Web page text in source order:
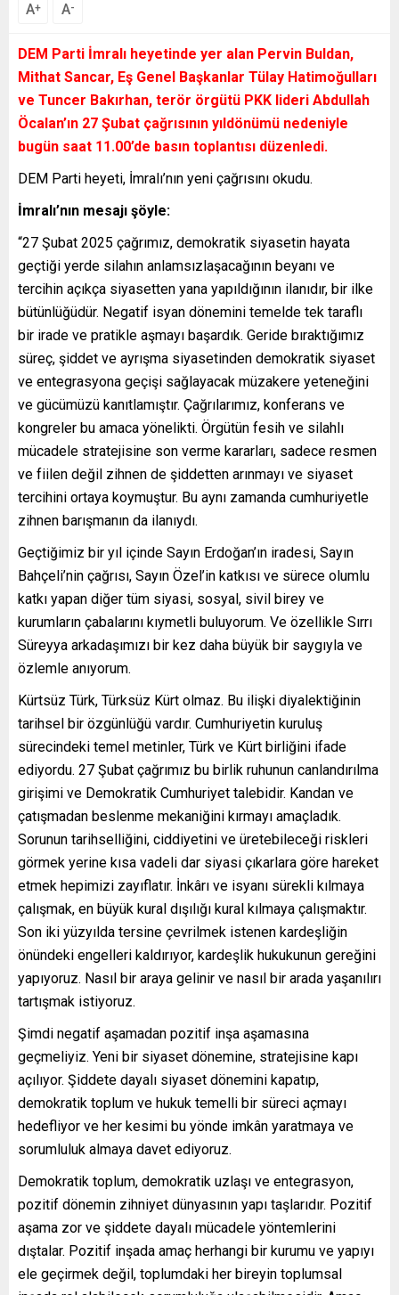
A+ A-
DEM Parti İmralı heyetinde yer alan Pervin Buldan,
Mithat Sancar, Eş Genel Başkanlar Tülay Hatimoğulları
ve Tuncer Bakırhan, terör örgütü PKK lideri Abdullah
Öcalan’ın 27 Şubat çağrısının yıldönümü nedeniyle
bugün saat 11.00’de basın toplantısı düzenledi.
DEM Parti heyeti, İmralı’nın yeni çağrısını okudu.
İmralı’nın mesajı şöyle:
“27 Şubat 2025 çağrımız, demokratik siyasetin hayata
geçtiği yerde silahın anlamsızlaşacağının beyanı ve
tercihin açıkça siyasetten yana yapıldığının ilanıdır, bir ilke
bütünlüğüdür. Negatif isyan dönemini temelde tek taraflı
bir irade ve pratikle aşmayı başardık. Geride bıraktığımız
süreç, şiddet ve ayrışma siyasetinden demokratik siyaset
ve entegrasyona geçişi sağlayacak müzakere yeteneğini
ve gücümüzü kanıtlamıştır. Çağrılarımız, konferans ve
kongreler bu amaca yönelikti. Örgütün fesih ve silahlı
mücadele stratejisine son verme kararları, sadece resmen
ve fiilen değil zihnen de şiddetten arınmayı ve siyaset
tercihini ortaya koymuştur. Bu aynı zamanda cumhuriyetle
zihnen barışmanın da ilanıydı.
Geçtiğimiz bir yıl içinde Sayın Erdoğan’ın iradesi, Sayın
Bahçeli’nin çağrısı, Sayın Özel’in katkısı ve sürece olumlu
katkı yapan diğer tüm siyasi, sosyal, sivil birey ve
kurumların çabalarını kıymetli buluyorum. Ve özellikle Sırrı
Süreyya arkadaşımızı bir kez daha büyük bir saygıyla ve
özlemle anıyorum.
Kürtsüz Türk, Türksüz Kürt olmaz. Bu ilişki diyalektiğinin
tarihsel bir özgünlüğü vardır. Cumhuriyetin kuruluş
sürecindeki temel metinler, Türk ve Kürt birliğini ifade
ediyordu. 27 Şubat çağrımız bu birlik ruhunun canlandırılma
girişimi ve Demokratik Cumhuriyet talebidir. Kandan ve
çatışmadan beslenme mekaniğini kırmayı amaçladık.
Sorunun tarihselliğini, ciddiyetini ve üretebileceği riskleri
görmek yerine kısa vadeli dar siyasi çıkarlara göre hareket
etmek hepimizi zayıflatır. İnkârı ve isyanı sürekli kılmaya
çalışmak, en büyük kural dışılığı kural kılmaya çalışmaktır.
Son iki yüzyılda tersine çevrilmek istenen kardeşliğin
önündeki engelleri kaldırıyor, kardeşlik hukukunun gereğini
yapıyoruz. Nasıl bir araya gelinir ve nasıl bir arada yaşanılırı
tartışmak istiyoruz.
Şimdi negatif aşamadan pozitif inşa aşamasına
geçmeliyiz. Yeni bir siyaset dönemine, stratejisine kapı
açılıyor. Şiddete dayalı siyaset dönemini kapatıp,
demokratik toplum ve hukuk temelli bir süreci açmayı
hedefliyor ve her kesimi bu yönde imkân yaratmaya ve
sorumluluk almaya davet ediyoruz.
Demokratik toplum, demokratik uzlaşı ve entegrasyon,
pozitif dönemin zihniyet dünyasının yapı taşlarıdır. Pozitif
aşama zor ve şiddete dayalı mücadele yöntemlerini
dıştalar. Pozitif inşada amaç herhangi bir kurumu ve yapıyı
ele geçirmek değil, toplumdaki her bireyin toplumsal